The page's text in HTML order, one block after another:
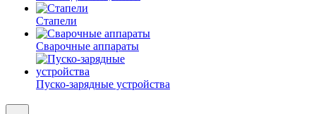
Стапели
Сварочные аппараты
Пуско-зарядные устройства